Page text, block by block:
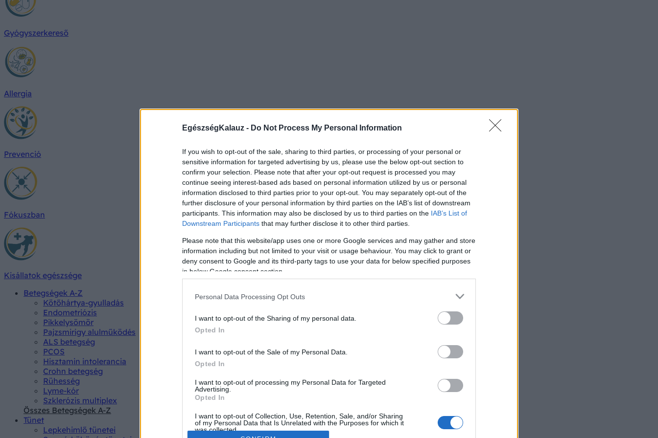
EgészségKalauz - Do Not Process My Personal Information
If you wish to opt-out of the sale, sharing to third parties, or processing of your personal or
sensitive information for targeted advertising by us, please use the below opt-out section to
confirm your selection. Please note that after your opt-out request is processed you may
continue seeing interest-based ads based on personal information utilized by us or personal
information disclosed to third parties prior to your opt-out. You may separately opt-out of the
further disclosure of your personal information by third parties on the IAB’s list of downstream
participants. This information may also be disclosed by us to third parties on the IAB’s List of
Downstream Participants that may further disclose it to other third parties.
Please note that this website/app uses one or more Google services and may gather and store
information including but not limited to your visit or usage behaviour. You may click to grant or
deny consent to Google and its third-party tags to use your data for below specified purposes
in below Google consent section.
Personal Data Processing Opt Outs
I want to opt-out of the Sharing of my personal data.
Opted In
I want to opt-out of the Sale of my Personal Data.
Opted In
I want to opt-out of processing my Personal Data for Targeted
Advertising.
Opted In
I want to opt-out of Collection, Use, Retention, Sale, and/or Sharing
of my Personal Data that Is Unrelated with the Purposes for which it
was collected.
Gyógyszerkereső
Allergia
Prevenció
Fókuszban
Kisállatok egészsége
Betegségek A-Z
Kötőhártya-gyulladás
Endometriózis
Pikkelysömör
Pajzsmirigy alulműködés
ALS betegség
PCOS
Hisztamin intolerancia
Crohn betegség
Rühesség
Lyme-kór
Szklerózis multiplex
Összes Betegségek A-Z
Tünet
Lepkehimlő tünetei